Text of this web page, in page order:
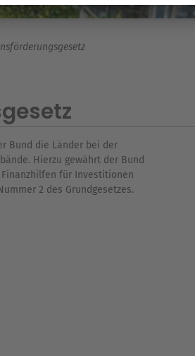
Bund die Länder bei der
Hierzu gewährt der Bund
für Investitionen
2 des Grundgesetzes.